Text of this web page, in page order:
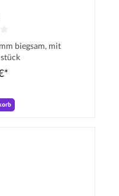
von 5 Sternen
biegsam, mit